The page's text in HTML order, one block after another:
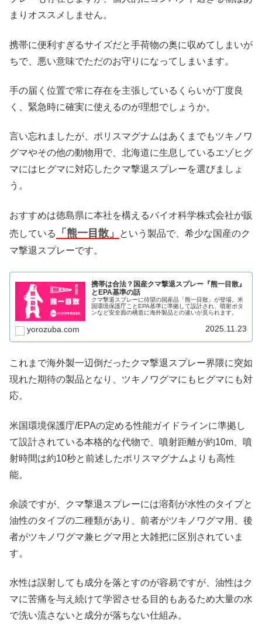
まりオススメしません。
携帯に便利すぎるサイズだと手荷物の奥に収めてしまいが
ちで、悪い意味でただのお守りになってしまいます。
手の届く位置で常に存在を主張しているくらいが丁度良
く、緊急時に確実に使えるのが理想でしょうか。
言い忘れましたが、ポリスマグナムはあくまでもツキノワ
グマやその他の動物用で、北海道に生息しているエゾヒグ
マにはヒグマに対応したクマ撃退スプレーを選びましょ
う。
おすすめは徳島県に本社を構えるバイオ科学株式会社が販
売している
「熊一目散」
という製品で、希少な国産のク
マ撃退スプレーです。
携帯は合法？国産クマ撃退スプレー『熊一目散』
とEPA基準の話
クマ撃退スプレーに待望の国産品「熊一目散」が登場。米
国環境保護庁ことEPA基準に準拠して設計され、噴射ボタ
ンなど安全面の構造に海外製品との違いが見られます。
yorozuba.com 2025.11.23
これまで海外製一辺倒だったクマ撃退スプレー界隈に突如
現れた期待の製品となり、ツキノワグマにもヒグマにも対
応。
米国環境保護庁/EPAの定める性能ガイドラインに準拠し
て設計されている本格的な代物で、噴射距離が約10m、噴
射時間は約10秒と前述したポリスマグナムよりも高性
能。
余談ですが、クマ撃退スプレーには溶剤が水性のタイプと
油性のタイプの二種類があり、前者がツキノワグマ用、後
者がツキノワグマ兼ヒグマ用と大雑把に区別されていま
す。
水性は誤射しても成分を落とすのが容易ですが、油性はク
マに苦痛を与え続けて学習させる目的もあるため大量の水
で洗い流さないと成分が落ちない仕組み。